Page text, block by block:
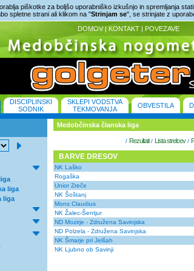
piškotke za boljšo uporabniško izkušnjo in spremljanja
spletne strani ali klikom na "Strinjam se", se strinjate z
DOMOV | KONTAKT | POVEZAVE
DISCIPLINSKI
SODNIK
SKLEPI VODSTVA
TEKMOVANJA
OBVESTILA
liga
liga
Medobčinska članska liga
/ Rezultati/ Lista strelcev/
BARVE DRESOV
NK Laško
Rogaška
Unior Zreče
NK Šoštanj
Mons Claudius
NK Žalec-Šentjur
ND Mozirje - Združena Savinjska
ND Polzela - Združena Savinjska
NK Šmarje pri Jelšah
NK Ljubno ob Savinji